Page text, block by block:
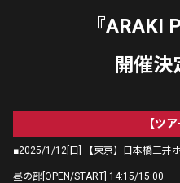
『ARAKI
開催決
【ツ
■2025/1/12[日] 【東京】日本橋三井
昼の部[OPEN/START] 14:15/15:00